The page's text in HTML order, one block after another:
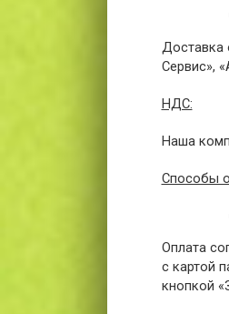
Доставка
Сервис»,
НДС:
Наша
Способы
Оплата
с картой
кнопкой